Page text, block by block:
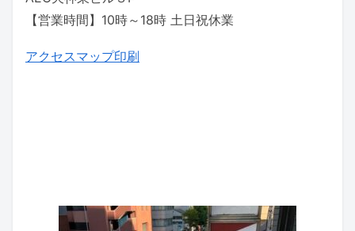
【営業時間】10時～18時 土日祝休業
アクセスマップ印刷